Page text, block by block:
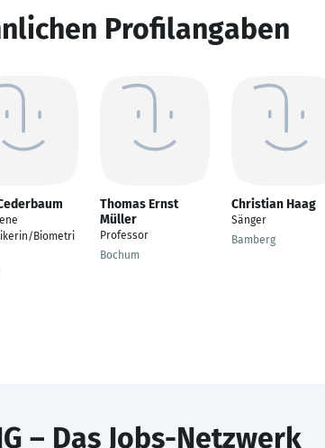
Profilangaben
Biometri
Thomas Ernst
Müller
Professor
Bochum
Christian Haag
Sänger
Bamberg
– Das Jobs-Netzwerk